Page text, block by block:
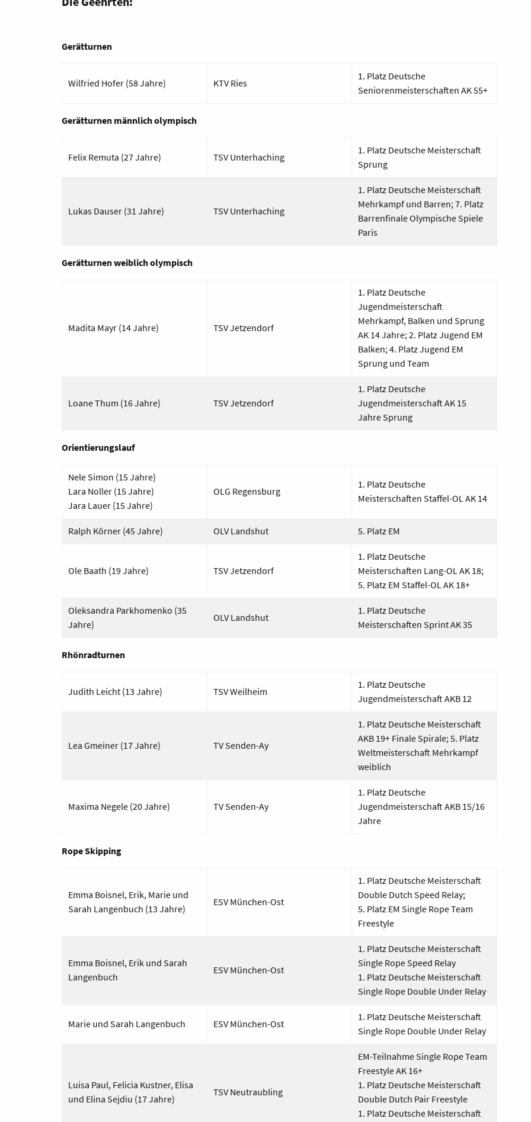
Gerätturnen
Wilfried Hofer (58 Jahre) KTV Ries
1. Platz Deutsche
Seniorenmeisterschaften AK 55+
Gerätturnen männlich olympisch
Felix Remuta (27 Jahre) TSV Unterhaching
1. Platz Deutsche Meisterschaft
Sprung
Lukas Dauser (31 Jahre) TSV Unterhaching
1. Platz Deutsche Meisterschaft
Mehrkampf und Barren; 7. Platz
BarrenfinaleOlympische Spiele
Paris
Gerätturnen weiblich olympisch
Madita Mayr (14 Jahre) TSV Jetzendorf
1. Platz Deutsche
Jugendmeisterschaft
Mehrkampf, Balken und Sprung
AK 14 Jahre; 2. Platz Jugend EM
Balken; 4. Platz Jugend EM
Sprung und Team
LoaneThum (16 Jahre) TSV Jetzendorf
1. Platz Deutsche
Jugendmeisterschaft AK 15
Jahre Sprung
Orientierungslauf
Nele Simon (15 Jahre)
Lara Noller (15 Jahre)
Jara Lauer (15 Jahre)
OLG Regensburg
1. Platz Deutsche
Meisterschaften Staffel-OL AK 14
Ralph Körner (45 Jahre) OLV Landshut 5. Platz EM
Ole Baath (19 Jahre) TSVJetzendorf
1. Platz Deutsche
Meisterschaften Lang-OL AK 18;
5. Platz EM Staffel-OL AK 18+
Oleksandra Parkhomenko (35
Jahre)
OLV Landshut
1. Platz Deutsche
Meisterschaften Sprint AK 35
Rhönradturnen
Judith Leicht (13 Jahre) TSV Weilheim
1. Platz Deutsche
Jugendmeisterschaft AKB 12
Lea Gmeiner (17 Jahre) TV Senden-Ay
1. Platz Deutsche Meisterschaft
AKB 19+ Finale Spirale; 5. Platz
Weltmeisterschaft Mehrkampf
weiblich
Maxima Negele (20 Jahre) TV Senden-Ay
1. Platz Deutsche
Jugendmeisterschaft AKB 15/16
Jahre
RopeSkipping
Emma Boisnel, Erik, Marie und
Sarah Langenbuch (13 Jahre)
ESV München-Ost
1. Platz Deutsche Meisterschaft
Double Dutch Speed Relay;
5. Platz EM Single RopeTeam
Freestyle
Emma Boisnel, Erik und Sarah
Langenbuch
ESV München-Ost
1. Platz Deutsche Meisterschaft
Single Rope Speed Relay
1. Platz Deutsche Meisterschaft
Single Rope Double Under Relay
Marie und Sarah Langenbuch ESV München-Ost
1. Platz Deutsche Meisterschaft
Single Rope Double Under Relay
Luisa Paul, Felicia Kustner, Elisa
und Elina Sejdiu (17 Jahre)
TSV Neutraubling
EM-Teilnahme Single RopeTeam
Freestyle AK 16+
1. Platz Deutsche Meisterschaft
Double Dutch Pair Freestyle
1. Platz Deutsche Meisterschaft